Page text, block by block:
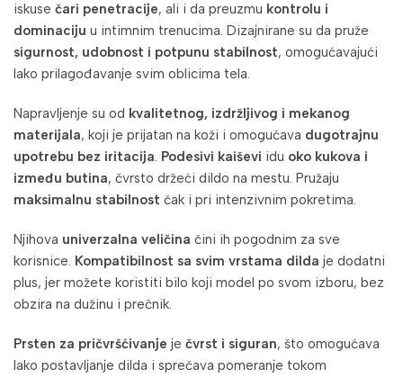
iskuse čari penetracije, ali i da preuzmu kontrolu i
dominaciju u intimnim trenucima. Dizajnirane su da pruže
sigurnost, udobnost i potpunu stabilnost, omogućavajući
lako prilagođavanje svim oblicima tela.
Napravljenje su od kvalitetnog, izdržljivog i mekanog
materijala, koji je prijatan na koži i omogućava dugotrajnu
upotrebu bez iritacija. Podesivi kaiševi idu oko kukova i
između butina, čvrsto držeći dildo na mestu. Pružaju
maksimalnu stabilnost čak i pri intenzivnim pokretima.
Njihova univerzalna veličina čini ih pogodnim za sve
korisnice. Kompatibilnost sa svim vrstama dilda je dodatni
plus, jer možete koristiti bilo koji model po svom izboru, bez
obzira na dužinu i prečnik.
Prsten za pričvršćivanje je čvrst i siguran, što omogućava
lako postavljanje dilda i sprečava pomeranje tokom